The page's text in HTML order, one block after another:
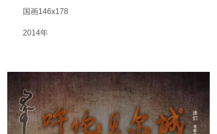
国画146x178
2014年